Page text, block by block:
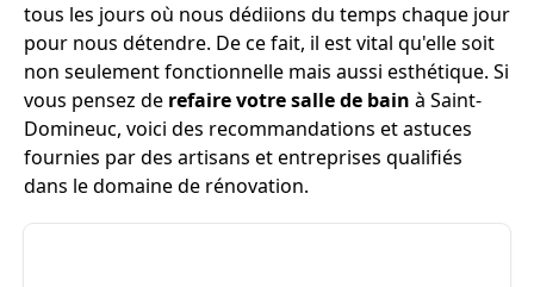
tous les jours où nous dédiions du temps chaque jour
pour nous détendre. De ce fait, il est vital qu'elle soit
non seulement fonctionnelle mais aussi esthétique. Si
vous pensez de refaire votre salle de bain à Saint-
Domineuc, voici des recommandations et astuces
fournies par des artisans et entreprises qualifiés
dans le domaine de rénovation.